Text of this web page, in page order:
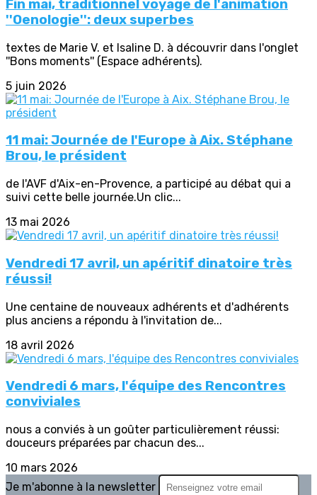
Fin mai, traditionnel voyage de l'animation
''Oenologie'': deux superbes
textes de Marie V. et Isaline D. à découvrir dans l'onglet
''Bons moments'' (Espace adhérents).
5 juin 2026
11 mai: Journée de l'Europe à Aix. Stéphane
Brou, le président
de l'AVF d'Aix-en-Provence, a participé au débat qui a
suivi cette belle journée.Un clic...
13 mai 2026
Vendredi 17 avril, un apéritif dinatoire très
réussi!
Une centaine de nouveaux adhérents et d'adhérents
plus anciens a répondu à l'invitation de...
18 avril 2026
Vendredi 6 mars, l'équipe des Rencontres
conviviales
nous a conviés à un goûter particulièrement réussi:
douceurs préparées par chacun des...
10 mars 2026
Je m'abonne à la newsletter